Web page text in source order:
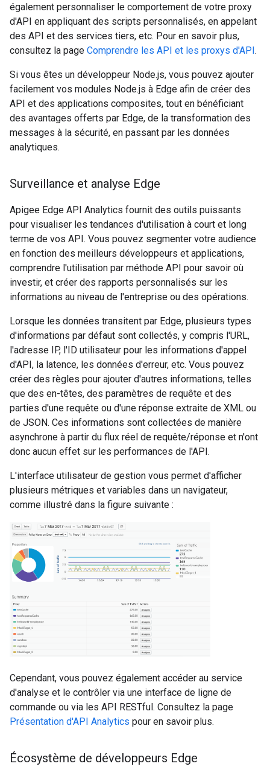
également personnaliser le comportement de votre proxy
d'API en appliquant des scripts personnalisés, en appelant
des API et des services tiers, etc. Pour en savoir plus,
consultez la page Comprendre les API et les proxys d'API.
Si vous êtes un développeur Node.js, vous pouvez ajouter
facilement vos modules Node.js à Edge afin de créer des
API et des applications composites, tout en bénéficiant
des avantages offerts par Edge, de la transformation des
messages à la sécurité, en passant par les données
analytiques.
Surveillance et analyse Edge
Apigee Edge API Analytics fournit des outils puissants
pour visualiser les tendances d'utilisation à court et long
terme de vos API. Vous pouvez segmenter votre audience
en fonction des meilleurs développeurs et applications,
comprendre l'utilisation par méthode API pour savoir où
investir, et créer des rapports personnalisés sur les
informations au niveau de l'entreprise ou des opérations.
Lorsque les données transitent par Edge, plusieurs types
d'informations par défaut sont collectés, y compris l'URL,
l'adresse IP, l'ID utilisateur pour les informations d'appel
d'API, la latence, les données d'erreur, etc. Vous pouvez
créer des règles pour ajouter d'autres informations, telles
que des en-têtes, des paramètres de requête et des
parties d'une requête ou d'une réponse extraite de XML ou
de JSON. Ces informations sont collectées de manière
asynchrone à partir du flux réel de requête/réponse et n'ont
donc aucun effet sur les performances de l'API.
L'interface utilisateur de gestion vous permet d'afficher
plusieurs métriques et variables dans un navigateur,
comme illustré dans la figure suivante :
Cependant, vous pouvez également accéder au service
d'analyse et le contrôler via une interface de ligne de
commande ou via les API RESTful. Consultez la page
Présentation d'API Analytics pour en savoir plus.
Écosystème de développeurs Edge